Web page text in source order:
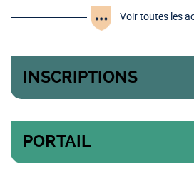
Voir toutes les
INSCRIPTIONS
PORTAIL